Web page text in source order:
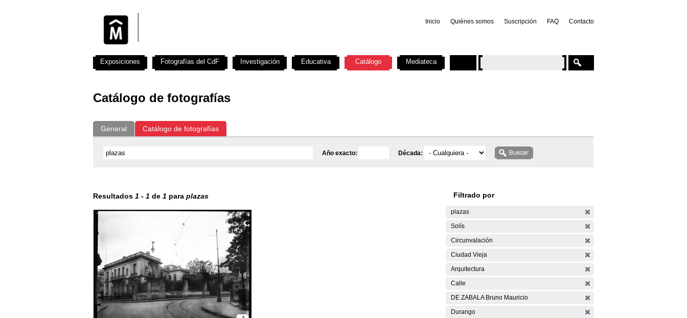
Inicio Quiénes somos Suscripción FAQ Contacto
Catálogo de fotografías
General Catálogo de fotografías
Año exacto: Década:
Resultados 1 - 1 de 1 para plazas Filtrado por
plazas
Solís
Circunvalación
Ciudad Vieja
Arquitectura
Calle
DE ZABALA Bruno Mauricio
Durango
Exposiciones Fotografías del CdF Investigación Educativa Catálogo Mediateca